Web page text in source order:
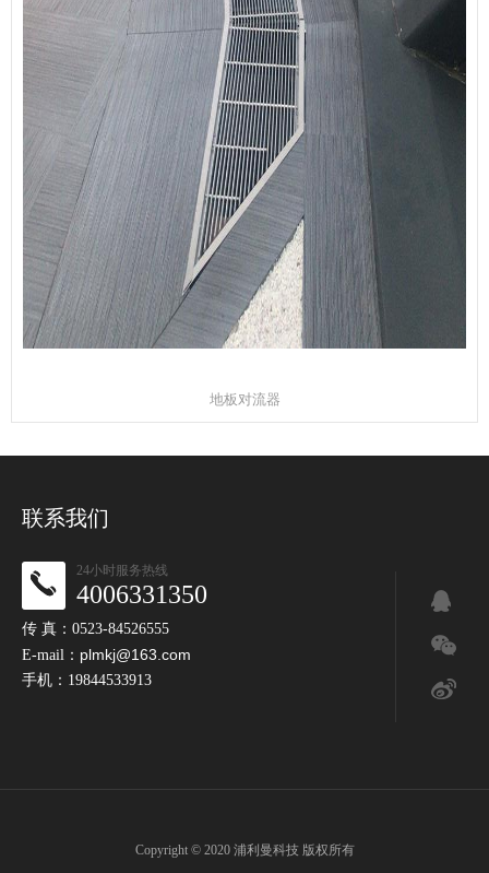
地板对流器
联系我们
24小时服务热线
4006331350
传 真：0523-84526555
E-mail： plmkj@163.com
手机：19844533913
Copyright © 2020 浦利曼科技 版权所有